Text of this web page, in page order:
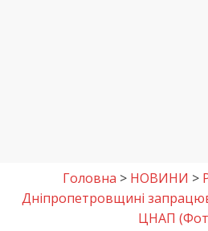
Головна > НОВИНИ >
Дніпропетровщині
ЦНАП